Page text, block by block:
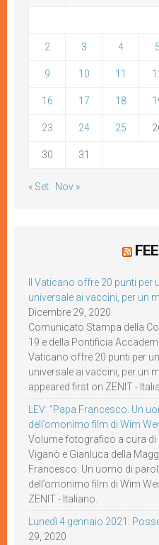
2 3 4 5
9 10 11
16 17 18
23 24 25
30 31
« Set Nov »
Il Vaticano offre 20 punti
universale ai vaccini, per un
Dicembre 29, 2020
Comunicato Stampa della
19 e della Pontificia
Vaticano offre 20 punti per
universale ai vaccini, per un
appeared first on ZENIT -
LEV: “Papa Francesco. Un
dell’omonimo film di Wim
Volume fotografico a cura
Viganò e Gianluca della
Francesco. Un uomo di
dell’omonimo film di Wim
ZENIT - Italiano.
Lunedì 4 gennaio 2021:
29, 2020